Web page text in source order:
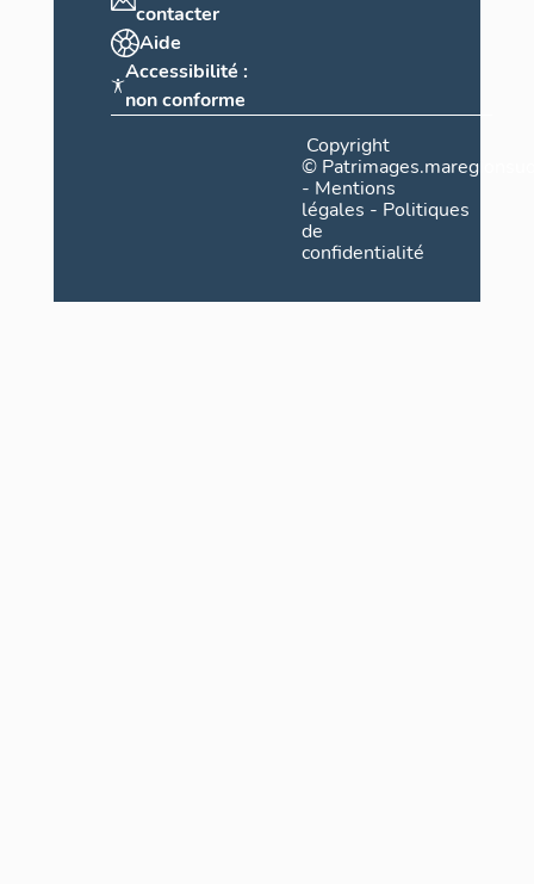
contacter
Aide
Accessibilité :
non conforme
Copyright
©
- Mentions
légales - Politiques
de
confidentialité